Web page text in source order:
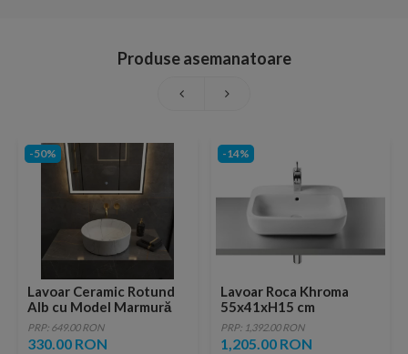
Produse asemanatoare
-50%
Lavoar Ceramic Rotund
Alb cu Model Marmură
Neagră a712-p429m
PRP: 649.00 RON
330.00 RON
-14%
Lavoar Roca Khroma
55x41xH15 cm
PRP: 1,392.00 RON
1,205.00 RON